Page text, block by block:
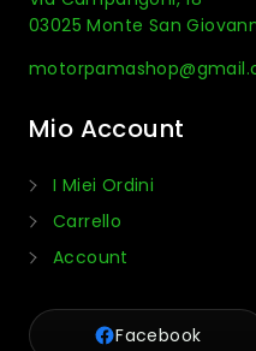
03025 Monte San
Mio Account
I Miei Ordini
Carrello
Account
Facebook